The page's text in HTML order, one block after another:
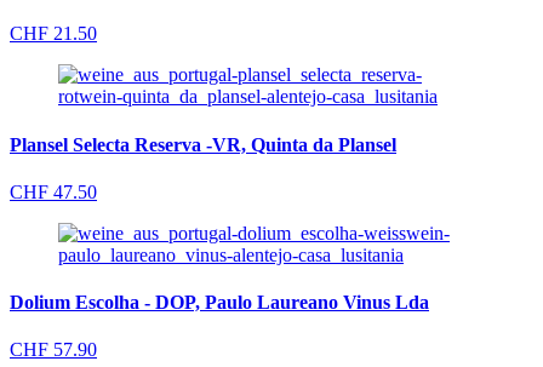
CHF 21.50
Plansel Selecta Reserva -VR, Quinta da Plansel
CHF 47.50
Dolium Escolha - DOP, Paulo Laureano Vinus Lda
CHF 57.90